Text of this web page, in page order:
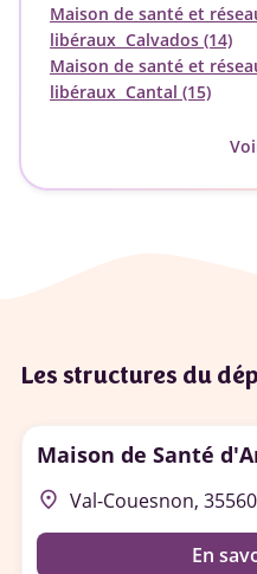
Maison de santé et
libéraux Calvados (14)
Maison de santé et
libéraux Cantal (15)
Les structures du
Maison de Santé
place Val-Couesnon, 35560
En